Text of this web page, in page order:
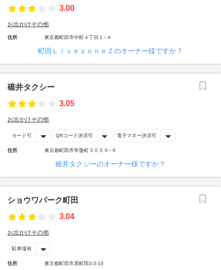
3.00
お出かけその他
住所 東京都町田市中町４丁目１−４
町田ＬｉｖｅｚｏｎｅＺのオーナー様ですか？
碓井タクシー
3.05
お出かけその他
カード可 QRコード決済可 電子マネー決済可
住所 東京都町田市常盤町３０５９−９
碓井タクシーのオーナー様ですか？
ショウワパーク町田
3.04
お出かけその他
駐車場有
住所 東京都町田市原町田3-3-10